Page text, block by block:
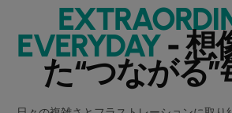
EVERYDAY- 想
た“つながる